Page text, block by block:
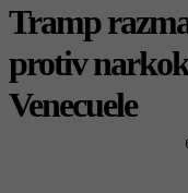
Tramp
protiv
Venecuele